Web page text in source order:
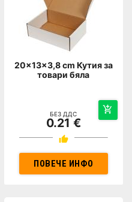
20x13x3,8 cm Кутия за
товари бяла
БЕЗ ДДС
0.21 €
ПОВЕЧЕ ИНФО